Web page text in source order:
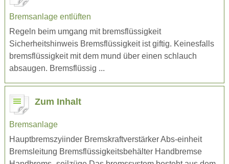
Bremsanlage entlüften
Regeln beim umgang mit bremsflüssigkeit
Sicherheitshinweis Bremsflüssigkeit ist giftig. Keinesfalls
bremsflüssigkeit mit dem mund über einen schlauch
absaugen. Bremsflüssig ...
Zum Inhalt
Bremsanlage
Hauptbremszyiinder Bremskraftverstärker Abs-einheit
Bremsleitung Bremsflüssigkeitsbehälter Handbremse